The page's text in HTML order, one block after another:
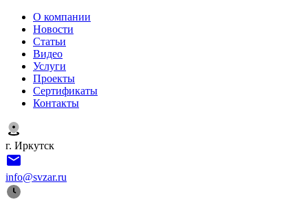
О компании
Новости
Статьи
Видео
Услуги
Проекты
Сертификаты
Контакты
г. Иркутск
info@svzar.ru